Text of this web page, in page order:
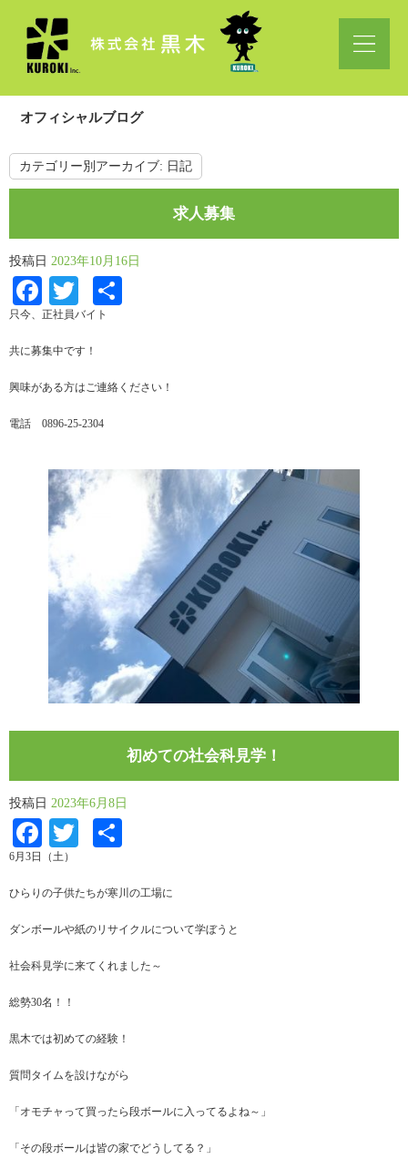
オフィシャルブログ
カテゴリー別アーカイブ: 日記
求人募集
投稿日 2023年10月16日
Facebook
Twitter
只今、正社員バイト
共に募集中です！
興味がある方はご連絡ください！
電話 0896-25-2304
初めての社会科見学！
投稿日 2023年6月8日
Facebook
Twitter
6月3日（土）
ひらりの子供たちが寒川の工場に
ダンボールや紙のリサイクルについて学ぼうと
社会科見学に来てくれました～
総勢30名！！
黒木では初めての経験！
質問タイムを設けながら
「オモチャって買ったら段ボールに入ってるよね～」
「その段ボールは皆の家でどうしてる？」